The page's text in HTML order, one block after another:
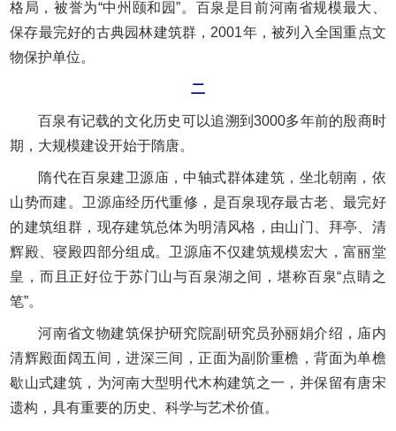
格局，被誉为“中州颐和园”。百泉是目前河南省规模最大、
保存最完好的古典园林建筑群，2001年，被列入全国重点文
物保护单位。
二
百泉有记载的文化历史可以追溯到3000多年前的殷商时
期，大规模建设开始于隋唐。
隋代在百泉建卫源庙，中轴式群体建筑，坐北朝南，依
山势而建。卫源庙经历代重修，是百泉现存最古老、最完好
的建筑组群，现存建筑总体为明清风格，由山门、拜亭、清
辉殿、寝殿四部分组成。卫源庙不仅建筑规模宏大，富丽堂
皇，而且正好位于苏门山与百泉湖之间，堪称百泉“点睛之
笔”。
河南省文物建筑保护研究院副研究员孙丽娟介绍，庙内
清辉殿面阔五间，进深三间，正面为副阶重檐，背面为单檐
歇山式建筑，为河南大型明代木构建筑之一，并保留有唐宋
遗构，具有重要的历史、科学与艺术价值。